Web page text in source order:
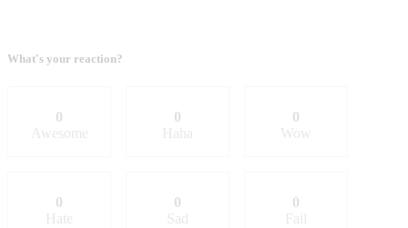
What's your reaction?
0
Awesome
0
Haha
0
Wow
0
Hate
0
Sad
0
Fail